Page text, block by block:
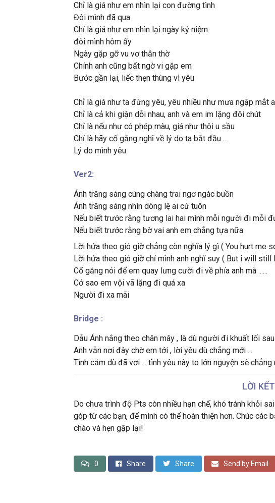
Chỉ là giá như em nhìn lại con đường tình
Đôi mình đã qua
Chỉ là giá như em nhìn lại ngày kỷ niệm
đôi mình hôm ấy
Ngày gặp gỡ vu vơ thẫn thờ
Chính anh cũng bất ngờ vi gặp em
Bước gần lại, liếc thẹn thùng vì yêu
Chỉ là giá như ta đừng yêu, yêu nhiều như mưa ngập mắt
Chỉ là cả khi giận dỗi nhau, anh và em im lặng đôi chút
Chỉ là nếu như có phép màu, giá như thôi u sầu
Chỉ là hãy cố gắng nghĩ về lý do ta bắt đầu ...
Lý do mình yêu
Ver2:
Ánh trăng sáng cùng chàng trai ngơ ngác buồn
Ánh trăng sáng nhìn dòng lệ ai cứ tuôn
Nếu biết trước rằng tương lai hai mình mỗi người đi mỗi
Nếu biết trước rằng bờ vai anh em chẳng tựa nữa
Lời hứa theo gió giờ chẳng còn nghĩa lý gì ( You hurt me
Lời hứa theo gió giờ chỉ mình anh nghĩ suy ( But i will still
Cố gắng nói để em quay lưng cười đi về phía anh mà ......
Cớ sao em vội vã lặng đi quá xa
Người đi xa mãi
Bridge :
Dẫu Ánh nắng theo chân mây , là dù người đi khuất lối sau
Anh vẫn nơi đây chờ em tới , lời yêu dù chẳng mới ...
Tình cảm dù đã vơi ... tình yêu này to lớn nguyện sẽ chẳng
LỜI KẾT
Do chưa trình độ Pts còn nhiều hạn chế, khó tránh khỏi
góp từ các bạn, để mình có thể hoàn thiện hơn. Chúc các
chào và hẹn gặp lại!
0 Share Share Send by Email